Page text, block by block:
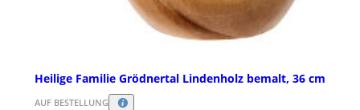
Heilige Familie Grödnertal Lindenholz bemalt, 36 cm
AUF BESTELLUNG